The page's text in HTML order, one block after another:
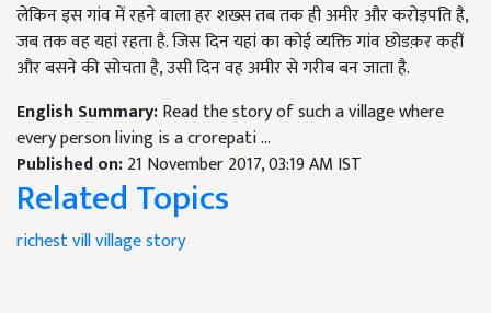
लेकिन इस गांव में रहने वाला हर शख्स तब तक ही अमीर और करोड़पति है,
जब तक वह यहां रहता है. जिस दिन यहां का कोई व्यक्ति गांव छोडक़र कहीं
और बसने की सोचता है, उसी दिन वह अमीर से गरीब बन जाता है.
English Summary:Read the story of such a village where
every person living is a crorepati ...
Published on:21 November 2017, 03:19 AM IST
Related Topics
richest villvillage story